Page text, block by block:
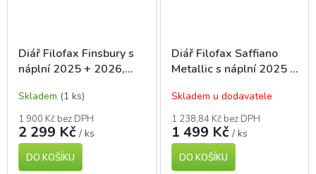
Diář Filofax Finsbury s
náplní 2025 + 2026,
Skladem (1 ks)
1 900 Kč bez DPH
2 299 Kč / ks
DO KOŠÍKU
Diář Filofax Saffiano
Metallic s náplní 2025 +
gold
Skladem u dodavatele
1 238,84 Kč bez DPH
1 499 Kč / ks
DO KOŠÍKU